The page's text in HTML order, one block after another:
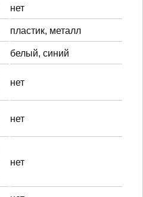
нет
пластик, металл
белый, синий
нет
нет
нет